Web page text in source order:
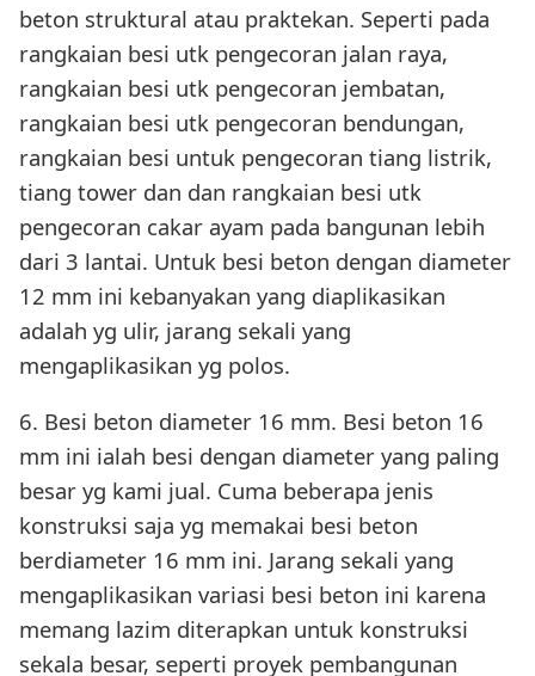
beton struktural atau praktekan. Seperti pada
rangkaian besi utk pengecoran jalan raya,
rangkaian besi utk pengecoran jembatan,
rangkaian besi utk pengecoran bendungan,
rangkaian besi untuk pengecoran tiang listrik,
tiang tower dan dan rangkaian besi utk
pengecoran cakar ayam pada bangunan lebih
dari 3 lantai. Untuk besi beton dengan diameter
12 mm ini kebanyakan yang diaplikasikan
adalah yg ulir, jarang sekali yang
mengaplikasikan yg polos.
6. Besi beton diameter 16 mm. Besi beton 16
mm ini ialah besi dengan diameter yang paling
besar yg kami jual. Cuma beberapa jenis
konstruksi saja yg memakai besi beton
berdiameter 16 mm ini. Jarang sekali yang
mengaplikasikan variasi besi beton ini karena
memang lazim diterapkan untuk konstruksi
sekala besar, seperti proyek pembangunan